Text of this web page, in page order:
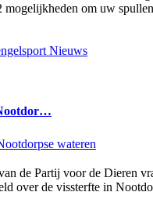
om uw
Nieuws
de Partij voor de Dieren
over de vissterfte in